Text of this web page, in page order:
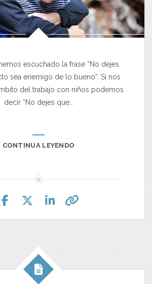
escuchado la frase “No dejes
sea enemigo de lo bueno”. Si nos
del trabajo con niños podemos
decir “No dejes que…
CONTINUA LEYENDO